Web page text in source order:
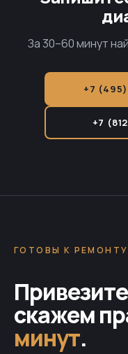
За 30–60 минут
+7
+7
ГОТОВЫ К
скажем
минут.